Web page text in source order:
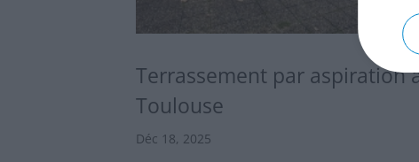
Terrassement par aspiration
Toulouse
Déc 18, 2025